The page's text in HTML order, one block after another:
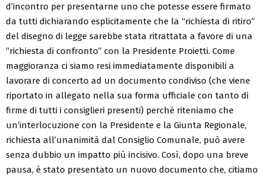
d’incontro per presentarne uno che potesse essere firmato
da tutti dichiarando esplicitamente che la “richiesta di ritiro”
del disegno di legge sarebbe stata ritrattata a favore di una
“richiesta di confronto” con la Presidente Proietti. Come
maggioranza ci siamo resi immediatamente disponibili a
lavorare di concerto ad un documento condiviso (che viene
riportato in allegato nella sua forma ufficiale con tanto di
firme di tutti i consiglieri presenti) perché riteniamo che
un’interlocuzione con la Presidente e la Giunta Regionale,
richiesta all’unanimità dal Consiglio Comunale, può avere
senza dubbio un impatto più incisivo. Così, dopo una breve
pausa, è stato presentato un nuovo documento che, citiamo